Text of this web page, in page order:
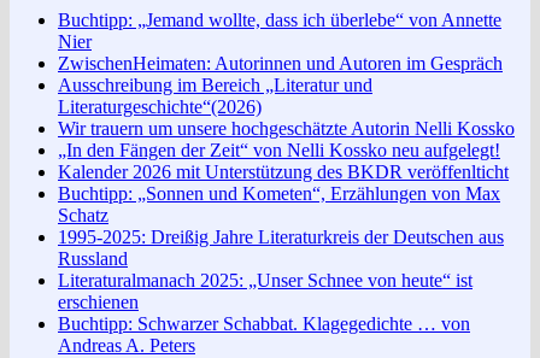
Buchtipp: „Jemand wollte, dass ich überlebe“ von Annette
Nier
ZwischenHeimaten: Autorinnen und Autoren im Gespräch
Ausschreibung im Bereich „Literatur und
Literaturgeschichte“(2026)
Wir trauern um unsere hochgeschätzte Autorin Nelli Kossko
„In den Fängen der Zeit“ von Nelli Kossko neu aufgelegt!
Kalender 2026 mit Unterstützung des BKDR veröffenlticht
Buchtipp: „Sonnen und Kometen“, Erzählungen von Max
Schatz
1995-2025: Dreißig Jahre Literaturkreis der Deutschen aus
Russland
Literaturalmanach 2025: „Unser Schnee von heute“ ist
erschienen
Buchtipp: Schwarzer Schabbat. Klagegedichte … von
Andreas A. Peters